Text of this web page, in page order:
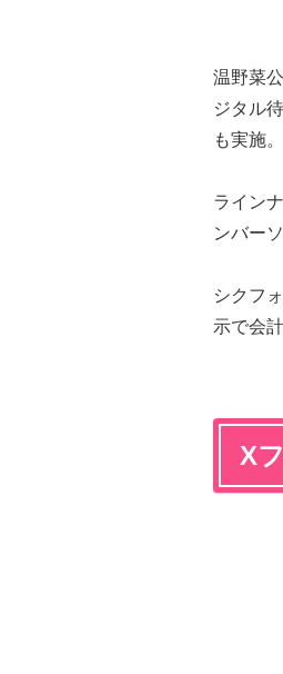
温野菜
ジタル
も実施。
ライン
ンバー
シクフ
示で会
X